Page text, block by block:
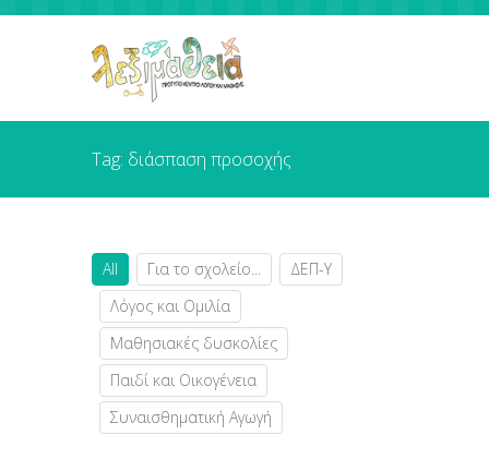
Tag: διάσπαση προσοχής
All Για το σχολείο...
ΔΕΠ-Υ
Λόγος και Ομιλία
Μαθησιακές δυσκολίες
Παιδί και Οικογένεια
Συναισθηματική Αγωγή